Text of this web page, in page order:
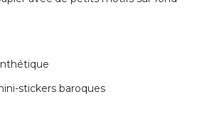
stickers baroques